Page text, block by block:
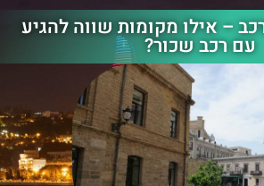
– אילו מקומות שווה להגיע
עם רכב שכור?